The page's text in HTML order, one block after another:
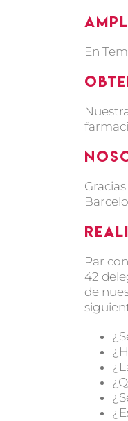
En
Par
42
de